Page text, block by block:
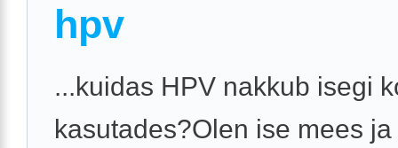
hpv
...kuidas HPV nakkub isegi
kasutades?Olen ise mees